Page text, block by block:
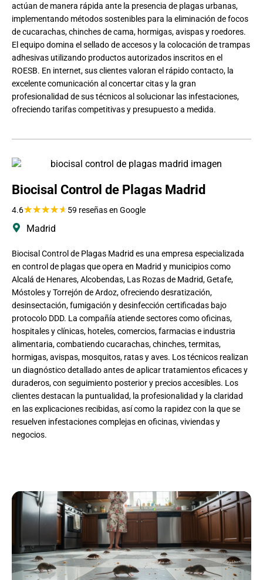
actúan de manera rápida ante la presencia de plagas urbanas,
implementando métodos sostenibles para la eliminación de focos
de cucarachas, chinches de cama, hormigas, avispas y roedores.
El equipo domina el sellado de accesos y la colocación de trampas
adhesivas utilizando productos autorizados inscritos en el
ROESB. En internet, sus clientes valoran el rápido contacto, la
excelente comunicación al concertar citas y la gran
profesionalidad de sus técnicos al solucionar las infestaciones,
ofreciendo tarifas competitivas y presupuesto a medida.
Biocisal Control de Plagas Madrid
4.6★★★★★ 59 reseñas en Google
Madrid
Biocisal Control de Plagas Madrid es una empresa especializada
en control de plagas que opera en Madrid y municipios como
Alcalá de Henares, Alcobendas, Las Rozas de Madrid, Getafe,
Móstoles y Torrejón de Ardoz, ofreciendo desratización,
desinsectación, fumigación y desinfección certificadas bajo
protocolo DDD. La compañía atiende sectores como oficinas,
hospitales y clínicas, hoteles, comercios, farmacias e industria
alimentaria, combatiendo cucarachas, chinches, termitas,
hormigas, avispas, mosquitos, ratas y aves. Los técnicos realizan
un diagnóstico detallado antes de aplicar tratamientos eficaces y
duraderos, con seguimiento posterior y precios accesibles. Los
clientes destacan la puntualidad, la profesionalidad y la claridad
en las explicaciones recibidas, así como la rapidez con la que se
resuelven infestaciones complejas en oficinas, viviendas y
negocios.